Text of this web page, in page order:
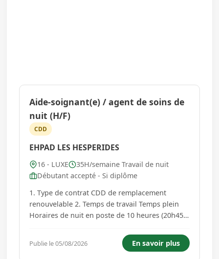
Aide-soignant(e) / agent de soins de
nuit (H/F)
CDD
EHPAD LES HESPERIDES
16 - LUXE
35H/semaine Travail de nuit
Débutant accepté - Si diplôme
1. Type de contrat CDD de remplacement
renouvelable 2. Temps de travail Temps plein
Horaires de nuit en poste de 10 heures (20h45 -
de la fonction publique territoriale. 4. Lieu de
Publie le 05/08/2026 En savoir plus